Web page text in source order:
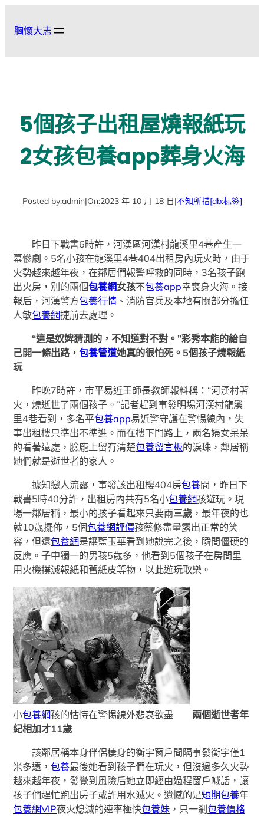
胸懷大志
5個孩子出租屋燒報紙玩
2女孩包養app葬身火海
Posted by:admin|On:2023 年 10 月 18 日|不知所措[db:标签]
昨日下戰書6時許，河漢區河漢村龍溪里4巷產生一
幕慘劇。5名小孩在龍溪里4巷404出租房內玩火時，由于
火勢越來越年夜，在鄰居們報警呼救的同時，3名孩子跑
出火房，別的兩個包養網女孩不包養app幸喪身火海。接
報后，河漢警方包養行情 、消防官兵及本地有關部分擔任
人敏包養網捷前去處理。
“這是奴婢猜測的，不知道對不對。”彩秀本能的給自
己開一條出路，包養管道她真的很怕死。5個孩子燒報紙
玩
昨晚7時許，市平易近王師長教師報料稱：“河漢村著
火，燒逝世了兩個孩子。”記者趕到事發明場河漢村龍溪
里4巷看到，多名平包養app易近警守護在警惕線內，失
事出租樓只準出不準進。而在樓下門路上，兩名婦女呆呆
的看著遠處，臉龐上留有清楚包養留言板的淚珠，鄰居稱
她們就是逝世者的家人。
據知戀人流露，事發該出租樓404房包養間，昨日下
戰書5時40分許，出租房內共有5名小包養網孩遊玩。現
場一鄰居稱，最小的孩子看起來只要兩三歲 ，最年夜的也
就10歲擺佈，5個包養網評價孩蔡修盡量露出正常的笑
容，但還包養網是讓藍玉華看到她說完之後，瞬間僵硬的
反應。子中獨一的男孩5歲多，他看到5個孩子在房間里
用火機撲滅報紙和舊紙皮等物，以此遊玩取樂。
小包養網孩的怙恃在警惕線外悲哀欲盡 兩個逝世者年
紀相加才11歲
該鄰居稱本身伴侶棲身的衡宇窗戶間隔事發衡宇僅1
米多遠，包養最後她看到孩子們在玩火，但沒過多久火勢
越來越年夜，發覺到風險后她立即經由過程窗戶喊話，讓
孩子們趕忙跑出房子或許用水滅火。遺憾的是短期包養年
包養網VIP夜火熄滅的速率極快包養妹 ，只一剎包養價格